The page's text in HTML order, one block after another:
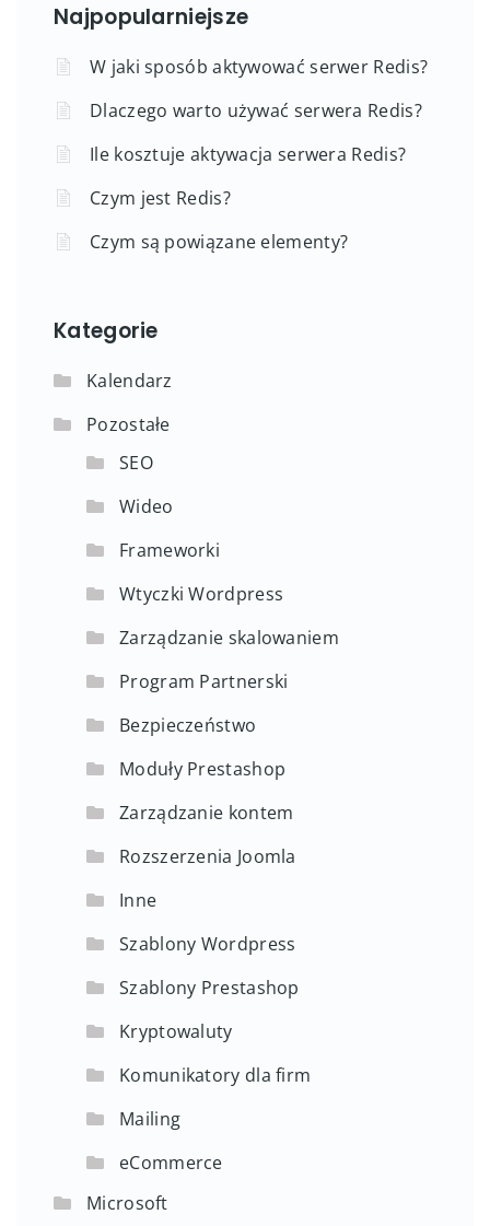
Najpopularniejsze
W jaki sposób aktywować serwer Redis?
Dlaczego warto używać serwera Redis?
Ile kosztuje aktywacja serwera Redis?
Czym jest Redis?
Czym są powiązane elementy?
Kategorie
Kalendarz
Pozostałe
SEO
Wideo
Frameworki
Wtyczki Wordpress
Zarządzanie skalowaniem
Program Partnerski
Bezpieczeństwo
Moduły Prestashop
Zarządzanie kontem
Rozszerzenia Joomla
Inne
Szablony Wordpress
Szablony Prestashop
Kryptowaluty
Komunikatory dla firm
Mailing
eCommerce
Microsoft